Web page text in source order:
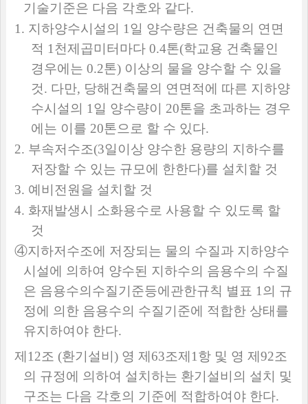
기술기준은 다음 각호와 같다.
1. 지하양수시설의 1일 양수량은 건축물의 연면
적 1천제곱미터마다 0.4톤(학교용 건축물인
경우에는 0.2톤) 이상의 물을 양수할 수 있을
것. 다만, 당해건축물의 연면적에 따른 지하양
수시설의 1일 양수량이 20톤을 초과하는 경우
에는 이를 20톤으로 할 수 있다.
2. 부속저수조(3일이상 양수한 용량의 지하수를
저장할 수 있는 규모에 한한다)를 설치할 것
3. 예비전원을 설치할 것
4. 화재발생시 소화용수로 사용할 수 있도록 할
것
④지하저수조에 저장되는 물의 수질과 지하양수
시설에 의하여 양수된 지하수의 음용수의 수질
은 음용수의수질기준등에관한규칙 별표 1의 규
정에 의한 음용수의 수질기준에 적합한 상태를
유지하여야 한다.
제 12조 (환기설비 ) 영 제 63조제 1 항 및 영 제 92조
의 규정에 의하여 설치하는 환기설비의 설치 및
구조는 다음 각호의 기준에 적합하여야 한다.